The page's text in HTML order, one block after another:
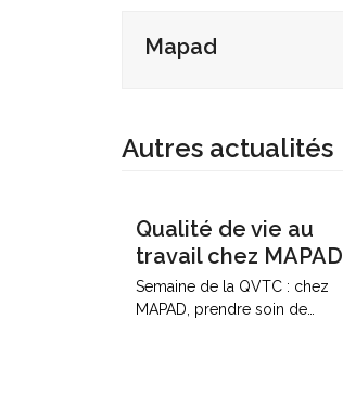
Mapad
Autres actualités
Qualité de vie au
travail chez MAPAD
Semaine de la QVTC : chez
MAPAD, prendre soin de…